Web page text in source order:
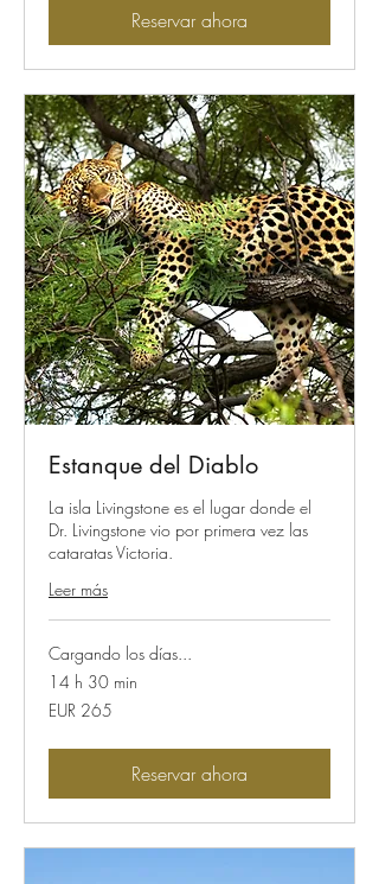
Reservar ahora
Estanque del Diablo
La isla Livingstone es el lugar donde el
Dr. Livingstone vio por primera vez las
cataratas Victoria.
Leer más
Cargando los días...
14 h 30 min
265
euros
EUR 265
Reservar ahora